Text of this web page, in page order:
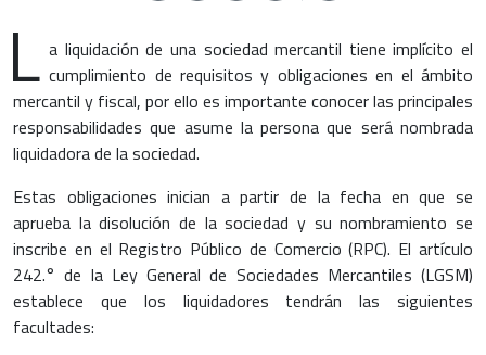
L a liquidación de una sociedad mercantil tiene implícito el
cumplimiento de requisitos y obligaciones en el ámbito
mercantil y fiscal, por ello es importante conocer las principales
responsabilidades que asume la persona que será nombrada
liquidadora de la sociedad.
Estas obligaciones inician a partir de la fecha en que se
aprueba la disolución de la sociedad y su nombramiento se
inscribe en el Registro Público de Comercio (RPC). El artículo
242.° de la Ley General de Sociedades Mercantiles (LGSM)
establece que los liquidadores tendrán las siguientes
facultades: